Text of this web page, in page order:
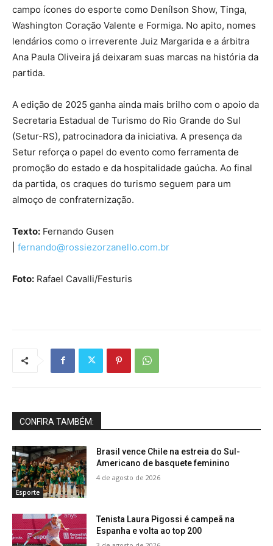
campo ícones do esporte como Denílson Show, Tinga,
Washington Coração Valente e Formiga. No apito, nomes
lendários como o irreverente Juiz Margarida e a árbitra
Ana Paula Oliveira já deixaram suas marcas na história da
partida.
A edição de 2025 ganha ainda mais brilho com o apoio da
Secretaria Estadual de Turismo do Rio Grande do Sul
(Setur-RS), patrocinadora da iniciativa. A presença da
Setur reforça o papel do evento como ferramenta de
promoção do estado e da hospitalidade gaúcha. Ao final
da partida, os craques do turismo seguem para um
almoço de confraternização.
Texto: Fernando Gusen
fernando@rossiezorzanello.com.br
Foto: Rafael Cavalli/Festuris
CONFIRA TAMBÉM:
Esporte
Brasil vence Chile na estreia do Sul-
Americano de basquete feminino
4 de agosto de 2026
Tenista Laura Pigossi é campeã na
Espanha e volta ao top 200